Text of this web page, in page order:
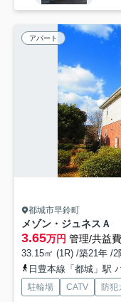
アパート
都城市早鈴町
メゾン・ジュネスＡ
3.65万円 管理/共益
33.15㎡ (1R) /築21年 /2
日豊本線「都城」駅
駐輪場 CATV 防犯